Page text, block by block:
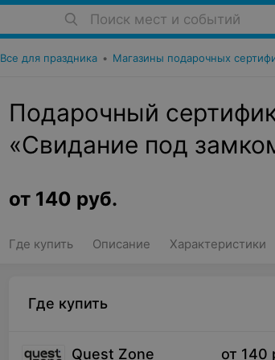
Поиск мест и событий
Все для праздника • Магазины подарочных
Подарочный
«Свидание под
от 140 руб.
Где купить Описание Характеристики
Где купить
Quest Zone от 140